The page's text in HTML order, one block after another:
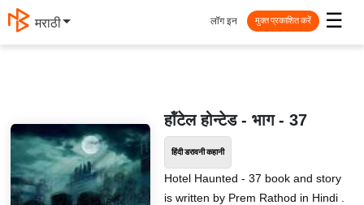
मराठी ☰
लॉग इन मुक्त प्रकाशित करें
हॉंटेल होन्टेड - भाग - 37
हिंदी डरावनी कहानी
Hotel Haunted - 37 book and story
is written by Prem Rathod in Hindi .